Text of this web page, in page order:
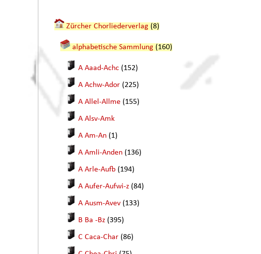
Zürcher Chorliederverlag (8)
alphabetische Sammlung (160)
A Aaad-Achc (152)
A Achw-Ador (225)
A Allel-Allme (155)
A Alsv-Amk
A Am-An (1)
A Amli-Anden (136)
A Arle-Aufb (194)
A Aufer-Aufwi-z (84)
A Ausm-Avev (133)
B Ba -Bz (395)
C Caca-Char (86)